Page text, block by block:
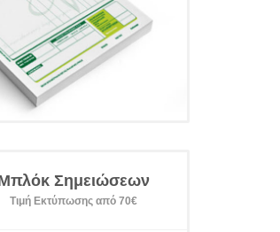
Σημειώσεων
Τιμή Εκτύπωσης από 70€